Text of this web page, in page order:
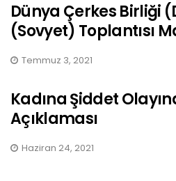
Dünya Çerkes Birliği
(Sovyet) Toplantısı
Temmuz 3, 2021
Kadına Şiddet
Açıklaması
Haziran 24, 2021